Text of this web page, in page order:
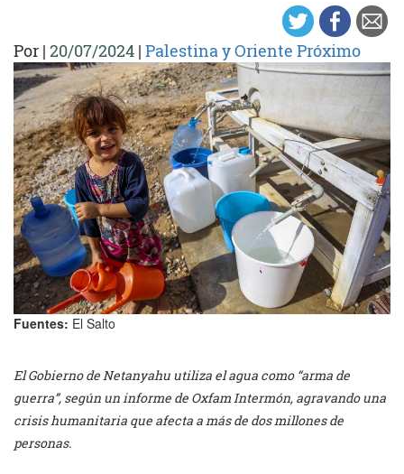
Por | 20/07/2024 | Palestina y Oriente Próximo
Fuentes: El Salto
El Gobierno de Netanyahu utiliza el agua como “arma de
guerra”, según un informe de Oxfam Intermón, agravando una
crisis humanitaria que afecta a más de dos millones de
personas.